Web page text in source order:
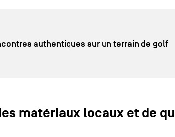
authentiques sur un terrain de golf
matériaux locaux et de